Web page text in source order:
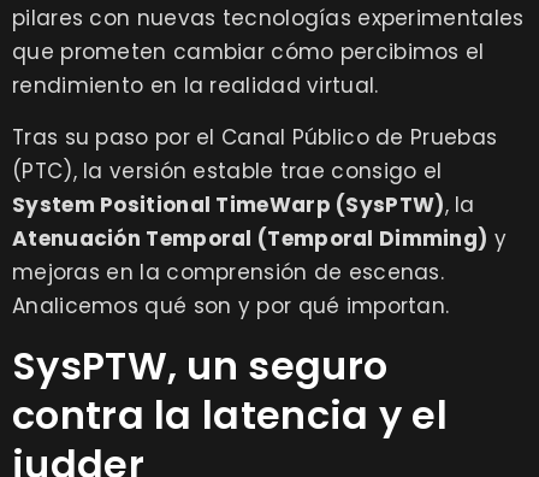
pilares con nuevas tecnologías experimentales
que prometen cambiar cómo percibimos el
rendimiento en la realidad virtual.
Tras su paso por el Canal Público de Pruebas
(PTC), la versión estable trae consigo el
System Positional TimeWarp (SysPTW), la
Atenuación Temporal (Temporal Dimming) y
mejoras en la comprensión de escenas.
Analicemos qué son y por qué importan.
SysPTW, un seguro
contra la latencia y el
judder